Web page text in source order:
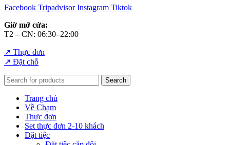
Facebook Tripadvisor Instagram Tiktok
Giờ mở cửa:
T2 – CN: 06:30–22:00
↗ Thực đơn
↗ Đặt chỗ
Search
Trang chủ
Về Chạm
Thực đơn
Set thực đơn 2-10 khách
Đặt tiệc